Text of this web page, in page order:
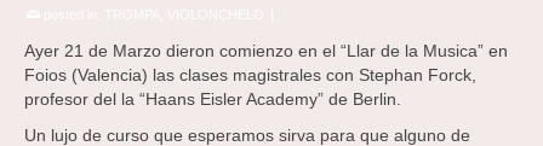
Ayer 21 de Marzo dieron comienzo en el “Llar de la Musica” en
Foios (Valencia) las clases magistrales con Stephan Forck,
profesor del la “Haans Eisler Academy” de Berlin.
Un lujo de curso que esperamos sirva para que alguno de